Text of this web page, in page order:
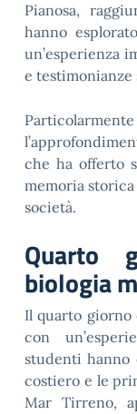
Pianosa,
hanno
un’esperienza
e testimonianze
che ha offerto
memoria
società.
Quarto
biologia
Il quarto giorno
con
studenti hanno
costiero e le
Mar Tirreno,